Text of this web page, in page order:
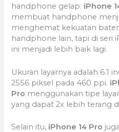
handphone gelap. iPhone
membuat handphone
menghemat kekuatan
handphone lain, tapi di seri
ini menjadi lebih baik lagi.
Ukuran layarnya adalah 6.1
2556 piksel pada 460 ppi.
Pro menggunakan tipe
yang dapat 2x lebih terang
Selain itu, iPhone 14 Pro